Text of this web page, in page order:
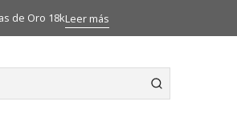
de Oro 18kLeer más
cruz con amarras Oro 18k
|
Colgante cruz